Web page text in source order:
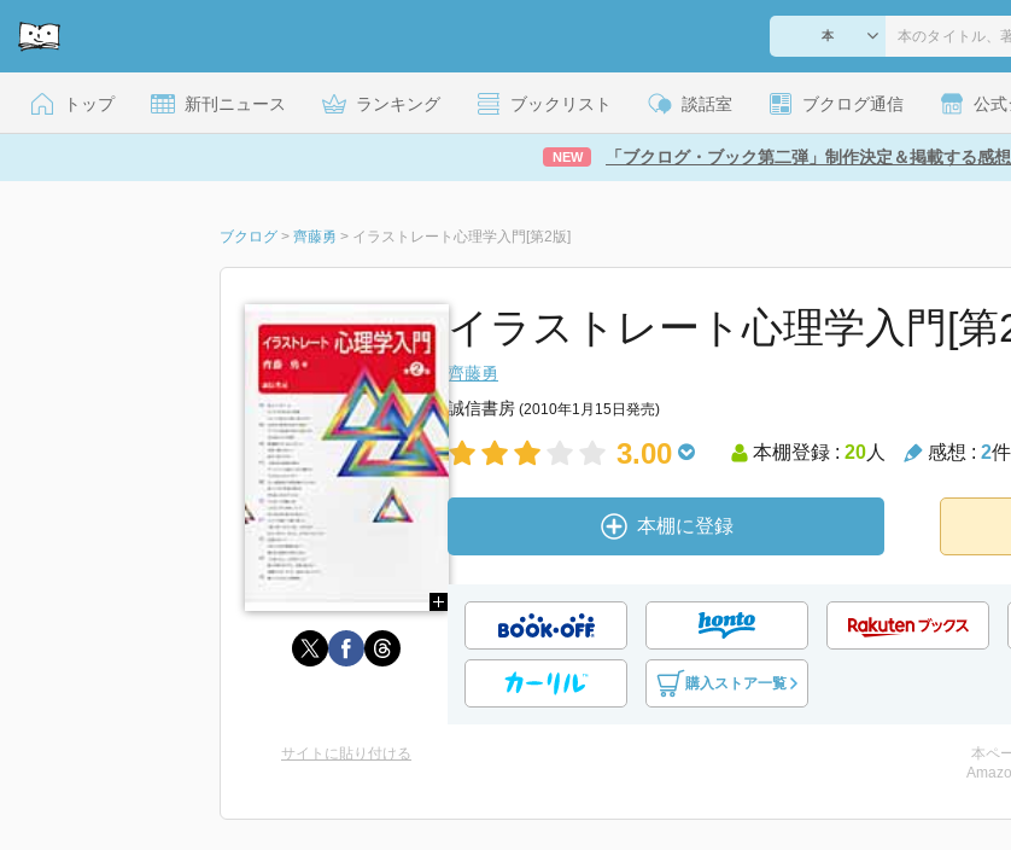
トップ 新刊ニュース ランキング ブックリスト 談話室 ブクログ通信 公式
NEW 「ブクログ・ブック第二弾」制作決定＆掲載する感
ブクログ > 齊藤勇 > イラストレート心理学入門[第2版]
イラストレート心理学入門[第
齊藤勇
誠信書房 (2010年1月15日発売)
3.00 本棚登録 : 20人 感想 : 2件
本棚に登録
購入ストア一覧
サイトに貼り付ける
本ペ